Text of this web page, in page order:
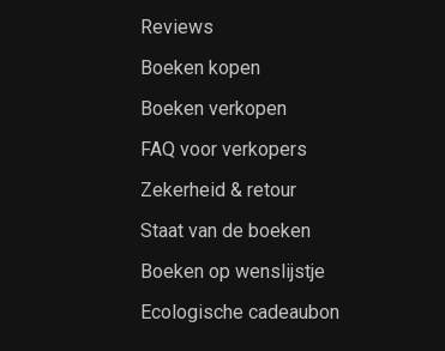
Reviews
Boeken kopen
Boeken verkopen
FAQ voor verkopers
Zekerheid & retour
Staat van de boeken
Boeken op wenslijstje
Ecologische cadeaubon